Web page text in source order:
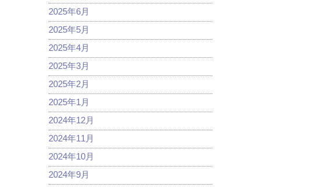
2025年6月
2025年5月
2025年4月
2025年3月
2025年2月
2025年1月
2024年12月
2024年11月
2024年10月
2024年9月